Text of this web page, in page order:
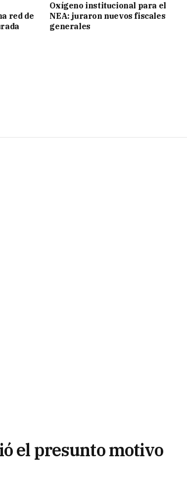
red de
Oxígeno institucional para el
NEA: juraron nuevos fiscales
generales
el presunto motivo